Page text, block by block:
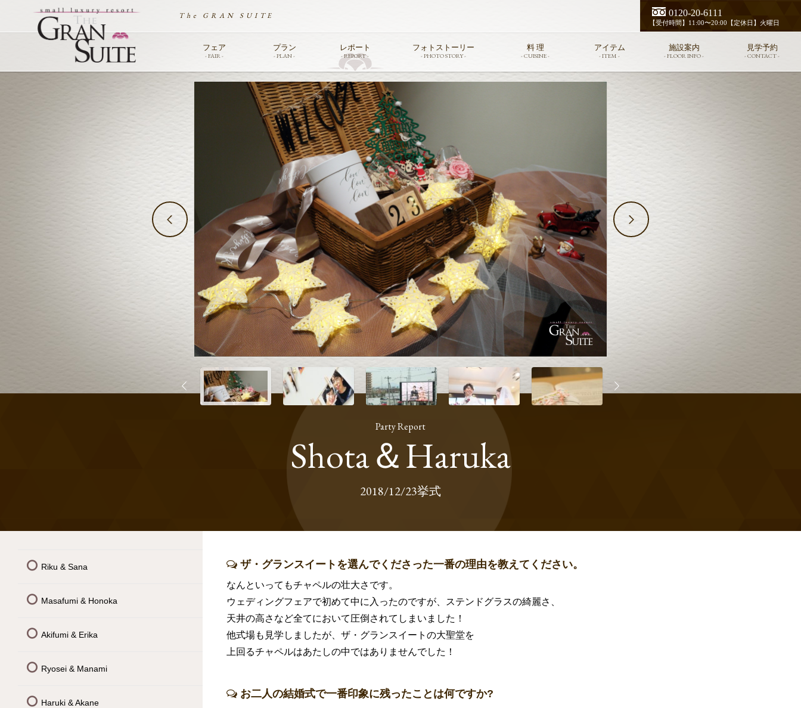
The GRAN SUITE 0120-20-6111
【受付時間】11:00〜20:00【定休日】火曜日
フェア
- FAIR -
プラン
- PLAN -
レポート
- REPORT -
フォトストーリー
- PHOTO STORY -
料 理
- CUISINE -
アイテム
- ITEM -
施設案内
- FLOOR INFO -
見学予約
- CONTACT -
Party Report
Shota＆Haruka
2018/12/23挙式
ザ・グランスイートを選んでくださった一番の理由を教えてください。
なんといってもチャペルの壮大さです。
ウェディングフェアで初めて中に入ったのですが、ステンドグラスの綺麗さ、
天井の高さなど全てにおいて圧倒されてしまいました！
他式場も見学しましたが、ザ・グランスイートの大聖堂を
上回るチャペルはあたしの中ではありませんでした！
お二人の結婚式で一番印象に残ったことは何ですか?
Riku & Sana
Masafumi & Honoka
Akifumi & Erika
Ryosei & Manami
Haruki & Akane